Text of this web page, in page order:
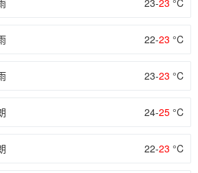
23-23 °C
22-23 °C
23-23 °C
24-25 °C
22-23 °C